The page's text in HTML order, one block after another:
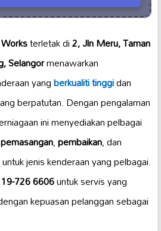
terletak di2, Jln Meru, Taman
Selangormenawarkan
yangberkualiti tinggidan
berpatutan. Dengan pengalaman
ini menyediakan pelbagai
pemasangan,pembaikan, dan
untuk jenis kenderaan yang pelbagai.
726 6606untuk servis yang
kepuasan pelanggan sebagai